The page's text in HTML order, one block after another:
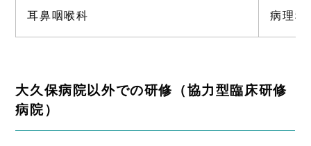
耳鼻咽喉科 病理科
大久保病院以外での研修（協力型臨床研修
病院）